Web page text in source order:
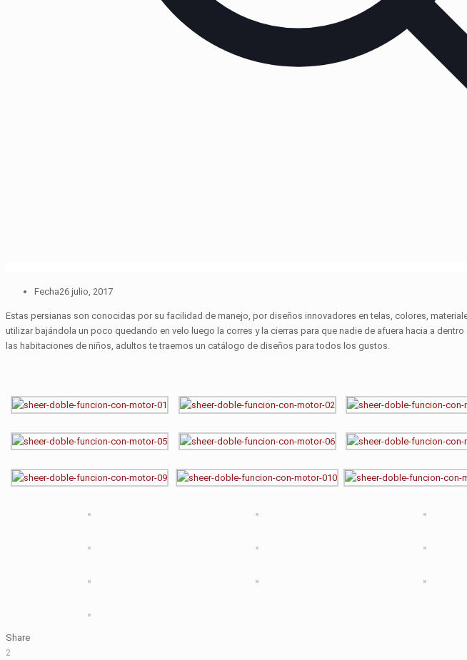
Fecha26 julio, 2017
Estas persianas son conocidas por su facilidad de manejo, por diseños innovadores en telas, colores,
utilizar bajándola un poco quedando en velo luego la corres y la cierras para que nadie de afuera hacia a
las habitaciones de niños, adultos te traemos un catálogo de diseños para todos los gustos.
Share
2